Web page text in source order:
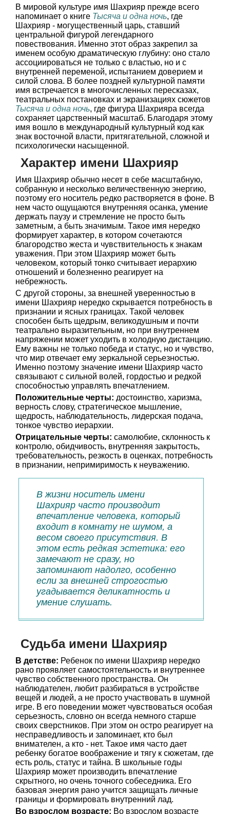
В мировой культуре имя Шахрияр прежде всего
напоминает о книге Тысяча и одна ночь, где
Шахрияр - могущественный царь, ставший
центральной фигурой легендарного
повествования. Именно этот образ закрепил за
именем особую драматическую глубину: оно стало
ассоциироваться не только с властью, но и с
внутренней переменой, испытанием доверием и
силой слова. В более поздней культурной памяти
имя встречается в многочисленных пересказах,
театральных постановках и экранизациях сюжетов
Тысяча и одна ночь, где фигура Шахрияра всегда
сохраняет царственный масштаб. Благодаря этому
имя вошло в международный культурный код как
знак восточной власти, притягательной, сложной и
психологически насыщенной.
Характер имени Шахрияр
Имя Шахрияр обычно несет в себе масштабную,
собранную и несколько величественную энергию,
поэтому его носитель редко растворяется в фоне. В
нем часто ощущаются внутренняя осанка, умение
держать паузу и стремление не просто быть
заметным, а быть значимым. Такое имя нередко
формирует характер, в котором сочетаются
благородство жеста и чувствительность к знакам
уважения. При этом Шахрияр может быть
человеком, который тонко считывает иерархию
отношений и болезненно реагирует на
небрежность.
С другой стороны, за внешней уверенностью в
имени Шахрияр нередко скрывается потребность в
признании и ясных границах. Такой человек
способен быть щедрым, великодушным и почти
театрально выразительным, но при внутреннем
напряжении может уходить в холодную дистанцию.
Ему важны не только победа и статус, но и чувство,
что мир отвечает ему зеркальной серьезностью.
Именно поэтому значение имени Шахрияр часто
связывают с сильной волей, гордостью и редкой
способностью управлять впечатлением.
Положительные черты: достоинство, харизма,
верность слову, стратегическое мышление,
щедрость, наблюдательность, лидерская подача,
тонкое чувство иерархии.
Отрицательные черты: самолюбие, склонность к
контролю, обидчивость, внутренняя закрытость,
требовательность, резкость в оценках, потребность
в признании, непримиримость к неуважению.
В жизни носитель имени
Шахрияр часто производит
впечатление человека, который
входит в комнату не шумом, а
весом своего присутствия. В
этом есть редкая эстетика: его
замечают не сразу, но
запоминают надолго, особенно
если за внешней строгостью
угадывается деликатность и
умение слушать.
Судьба имени Шахрияр
В детстве: Ребенок по имени Шахрияр нередко
рано проявляет самостоятельность и внутреннее
чувство собственного пространства. Он
наблюдателен, любит разбираться в устройстве
вещей и людей, а не просто участвовать в шумной
игре. В его поведении может чувствоваться особая
серьезность, словно он всегда немного старше
своих сверстников. При этом он остро реагирует на
несправедливость и запоминает, кто был
внимателен, а кто - нет. Такое имя часто дает
ребенку богатое воображение и тягу к сюжетам, где
есть роль, статус и тайна. В школьные годы
Шахрияр может производить впечатление
скрытного, но очень точного собеседника. Его
базовая энергия рано учится защищать личные
границы и формировать внутренний лад.
Во взрослом возрасте: Во взрослом возрасте